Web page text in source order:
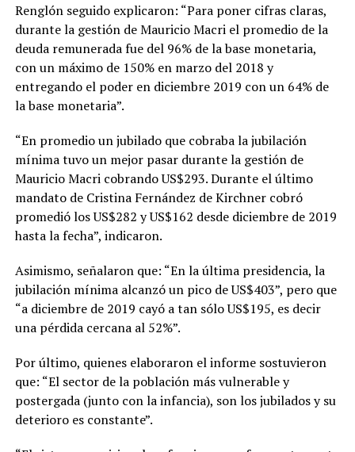
Renglón seguido explicaron: “Para poner cifras claras,
durante la gestión de Mauricio Macri el promedio de la
deuda remunerada fue del 96% de la base monetaria,
con un máximo de 150% en marzo del 2018 y
entregando el poder en diciembre 2019 con un 64% de
la base monetaria”.
“En promedio un jubilado que cobraba la jubilación
mínima tuvo un mejor pasar durante la gestión de
Mauricio Macri cobrando US$293. Durante el último
mandato de Cristina Fernández de Kirchner cobró
promedió los US$282 y US$162 desde diciembre de 2019
hasta la fecha”, indicaron.
Asimismo, señalaron que: “En la última presidencia, la
jubilación mínima alcanzó un pico de US$403”, pero que
“a diciembre de 2019 cayó a tan sólo US$195, es decir
una pérdida cercana al 52%”.
Por último, quienes elaboraron el informe sostuvieron
que: “El sector de la población más vulnerable y
postergada (junto con la infancia), son los jubilados y su
deterioro es constante”.